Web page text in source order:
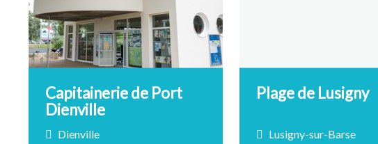
Capitainerie de Port
Dienville
Dienville
Plage de Lusigny
Lusigny-sur-Barse